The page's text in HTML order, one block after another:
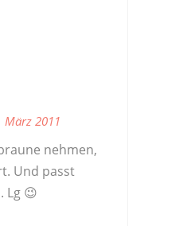
März 2011
nehmen,
Und passt
Lg 😉